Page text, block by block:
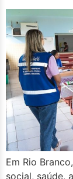
Em Rio
social, saúde,